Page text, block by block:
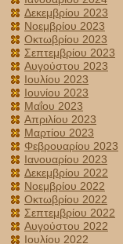
Δεκεμβρίου 2023
Νοεμβρίου 2023
Οκτωβρίου 2023
Σεπτεμβρίου 2023
Αυγούστου 2023
Ιουλίου 2023
Ιουνίου 2023
Μαΐου 2023
Απριλίου 2023
Μαρτίου 2023
Φεβρουαρίου 2023
Ιανουαρίου 2023
Δεκεμβρίου 2022
Νοεμβρίου 2022
Οκτωβρίου 2022
Σεπτεμβρίου 2022
Αυγούστου 2022
Ιουλίου 2022